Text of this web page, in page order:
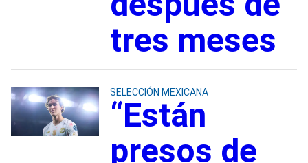
tres meses
SELECCIÓN MEXICANA
“Están
presos de